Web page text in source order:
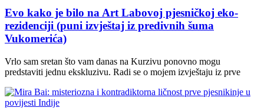
Evo kako je bilo na Art Labovoj pjesničkoj eko-
rezidenciji (puni izvještaj iz predivnih šuma
Vukomerića)
Vrlo sam sretan što vam danas na Kurzivu ponovno mogu
predstaviti jednu ekskluzivu. Radi se o mojem izvještaju iz prve